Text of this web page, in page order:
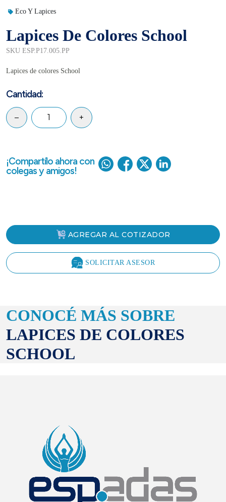
Eco Y Lapices
Lapices De Colores School
SKU ESP.P17.005.PP
Lapices de colores School
Cantidad:
– +
¡Compartílo ahora con
colegas y amigos!
AGREGAR AL COTIZADOR
SOLICITAR ASESOR
CONOCÉ MÁS SOBRE
LAPICES DE COLORES
SCHOOL